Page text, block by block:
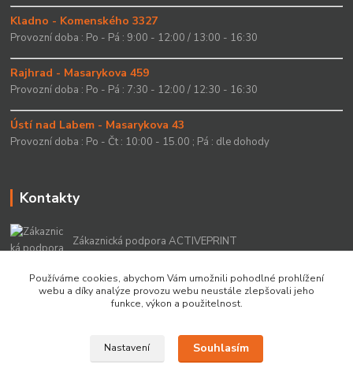
Kladno - Komenského 3327
Provozní doba : Po - Pá : 9:00 - 12:00 / 13:00 - 16:30
Rajhrad - Masarykova 459
Provozní doba : Po - Pá : 7:30 - 12:00 / 12:30 - 16:30
Ústí nad Labem - Masarykova 43
Provozní doba : Po - Čt : 10:00 - 15.00 ; Pá : dle dohody
Kontakty
Zákaznická podpora ACTIVEPRINT
+420 549 213 756
info@activeprint.cz
Používáme cookies, abychom Vám umožnili pohodlné prohlížení
webu a díky analýze provozu webu neustále zlepšovali jeho
funkce, výkon a použitelnost.
Nastavení Souhlasím